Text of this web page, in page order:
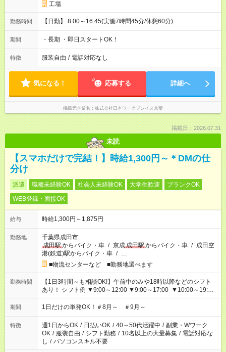
工場
勤務時間 【日勤】 8:00～16:45(実働7時間45分/休憩60分)
期間 ・長期 ・即日スタートOK！
特徴 服装自由 / 電話対応なし
気になる！ 応募する 詳細へ
掲載元企業名 株式会社日本ワークプレイス京葉
掲載日：2026.07.31
未読
【スマホだけで完結！】時給1,300円～＊DMの仕
分け
派遣 職種未経験OK 社会人未経験OK 大学生歓迎
ブランクOK
WEB登録・面接OK
給与 時給1,300円～1,875円
勤務地
千葉県成田市
成田駅からバイク・車 / 京成成田駅からバイク・車 / 成田空
港(鉄道)駅からバイク・車 / …
■物流センターなど ■勤務地選べます
勤務時間
【1日3時間～も相談OK!】午前中のみや18時以降などのシフト
あり！ シフト例 ▼9:00～12:00 ▼9:00～17:00 ▼10:00～19:00
▼18:00～21:00
期間 1日だけの単発OK！＃8月～ ＃9月～
特徴 週1日からOK / 日払いOK / 40～50代活躍中 / 副業・Wワーク
OK / 服装自由 / シフト勤務 / 10名以上の大量募集 / 電話対応な
し / パソコンスキル不要